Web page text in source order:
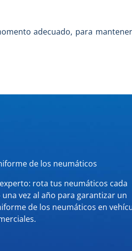
adecuado, para
de los neumáticos
rota tus neumáticos cada
una vez al año para garantizar un
de los neumáticos en